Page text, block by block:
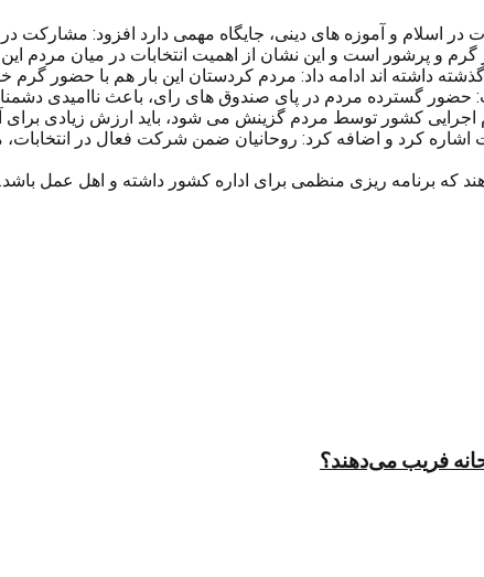
اسلام و آموزه های دینی، جایگاه مهمی دارد افزود:
گرم و پرشور است و این نشان از اهمیت انتخابات در میان مردم
داشته اند ادامه داد: مردم کردستان این بار هم با حضور گرم
حضور گسترده مردم در پای صندوق های رای، باعث ناامیدی
اجرایی کشور توسط مردم گزینش می شود، باید ارزش زیادی
کرد و اضافه کرد: روحانیان ضمن شرکت فعال در
که برنامه ریزی منظمی برای اداره کشور داشته و اهل عمل باشد.
فریب می‌دهند؟